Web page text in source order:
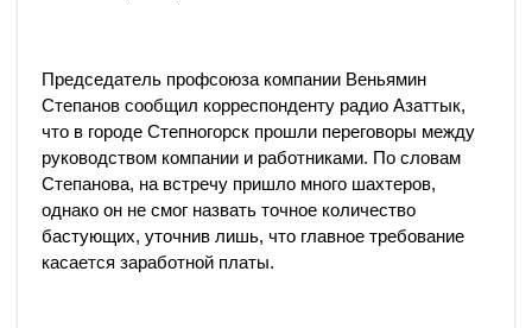
Председатель профсоюза компании Веньямин
Степанов сообщил корреспонденту радио Азаттык,
что в городе Степногорск прошли переговоры между
руководством компании и работниками. По словам
Степанова, на встречу пришло много шахтеров,
однако он не смог назвать точное количество
бастующих, уточнив лишь, что главное требование
касается заработной платы.